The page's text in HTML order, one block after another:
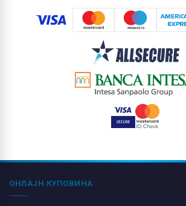
ОНЛАЈН КУПОВИНА